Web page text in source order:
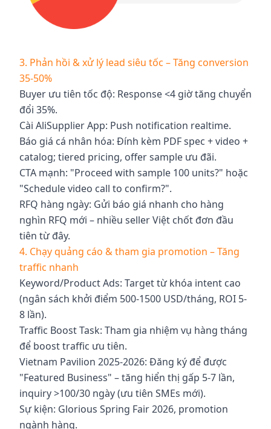
3. Phản hồi & xử lý lead siêu tốc – Tăng conversion
35-50%
Buyer ưu tiên tốc độ: Response <4 giờ tăng chuyển
đổi 35%.
Cài AliSupplier App: Push notification realtime.
Báo giá cá nhân hóa: Đính kèm PDF spec + video +
catalog; tiered pricing, offer sample ưu đãi.
CTA mạnh: "Proceed with sample 100 units?" hoặc
"Schedule video call to confirm?".
RFQ hàng ngày: Gửi báo giá nhanh cho hàng
nghìn RFQ mới – nhiều seller Việt chốt đơn đầu
tiên từ đây.
4. Chạy quảng cáo & tham gia promotion – Tăng
traffic nhanh
Keyword/Product Ads: Target từ khóa intent cao
(ngân sách khởi điểm 500-1500 USD/tháng, ROI 5-
8 lần).
Traffic Boost Task: Tham gia nhiệm vụ hàng tháng
để boost traffic ưu tiên.
Vietnam Pavilion 2025-2026: Đăng ký để được
"Featured Business" – tăng hiển thị gấp 5-7 lần,
inquiry >100/30 ngày (ưu tiên SMEs mới).
Sự kiện: Glorious Spring Fair 2026, promotion
ngành hàng.